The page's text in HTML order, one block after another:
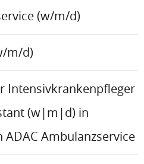
(w/m/d)
m/d)
Intensivkrankenpfleger
(w|m|d) in
Ambulanzservice